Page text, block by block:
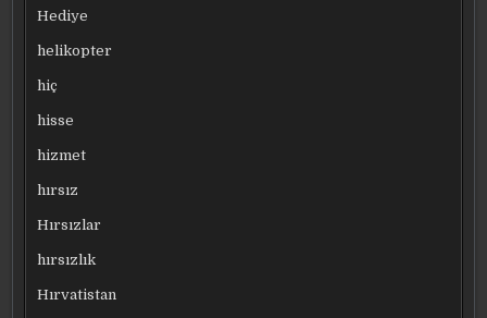
Hediye
helikopter
hiç
hisse
hizmet
hırsız
Hırsızlar
hırsızlık
Hırvatistan